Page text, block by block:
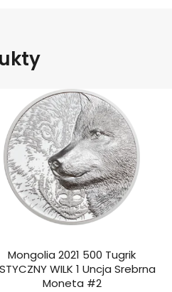
Mongolia 2021 500 Tugrik
WILK 1 Uncja Srebrna
Moneta #2